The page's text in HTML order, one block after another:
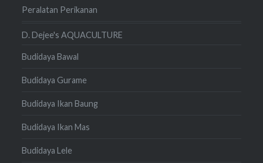
Peralatan Perikanan
D. Dejee's AQUACULTURE
Budidaya Bawal
Budidaya Gurame
Budidaya Ikan Baung
Budidaya Ikan Mas
Budidaya Lele